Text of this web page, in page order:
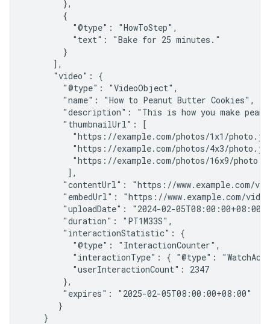
        },
        {
          "@type": "HowToStep",
          "text": "Bake for 25 minutes."
        }
      ],
      "video": {
        "@type": "VideoObject",
        "name": "How to Peanut Butter Cookies",
"description": "This is how you make
        "thumbnailUrl": [
"https://example.com/photos/1x1/
"https://example.com/photos/4x3/
"https://example.com/photos/16x9/
         ],
"contentUrl": "https://www.example.com/
"embedUrl": "https://www.example.com/
"uploadDate": "2024-02-
        "duration": "PT1M33S",
        "interactionStatistic": {
          "@type": "InteractionCounter",
"interactionType": { "@type":
          "userInteractionCount": 2347
        },
        "expires": "2025-02-05T08:00:00+08:00"
       }
    }